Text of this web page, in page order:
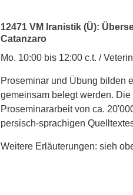
12471 VM Iranistik (Ü):
Catanzaro
Mo. 10:00 bis 12:00 c.t. /
Proseminar und Übung bilden
gemeinsam belegt werden.
Proseminararbeit von ca.
persisch-sprachigen
Weitere Erläuterungen: sieh